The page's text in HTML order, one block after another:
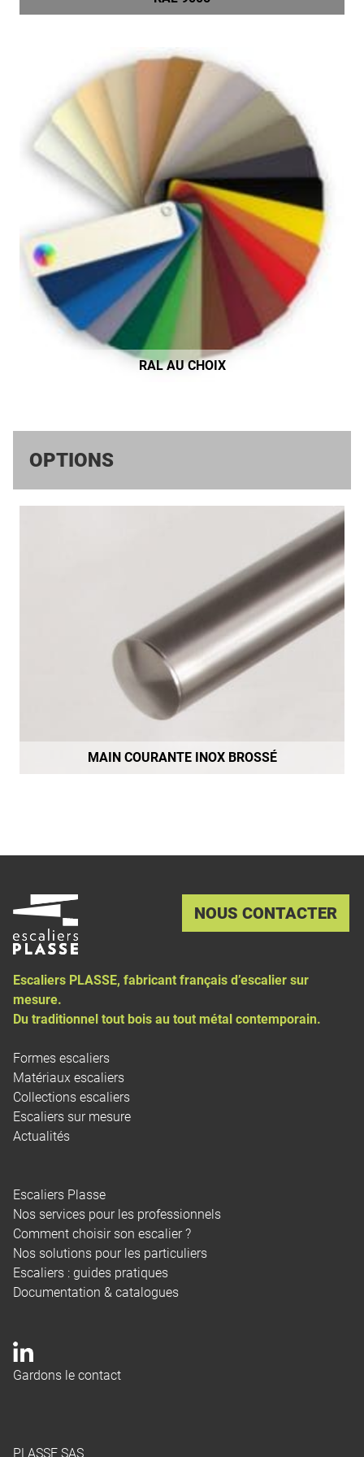
RAL AU CHOIX
OPTIONS
MAIN COURANTE INOX BROSSÉ
NOUS CONTACTER
Escaliers PLASSE, fabricant français d’escalier sur
mesure.
Du traditionnel tout bois au tout métal contemporain.
Formes escaliers
Matériaux escaliers
Collections escaliers
Escaliers sur mesure
Actualités
Escaliers Plasse
Nos services pour les professionnels
Comment choisir son escalier ?
Nos solutions pour les particuliers
Escaliers : guides pratiques
Documentation & catalogues
Gardons le contact
PLASSE SAS